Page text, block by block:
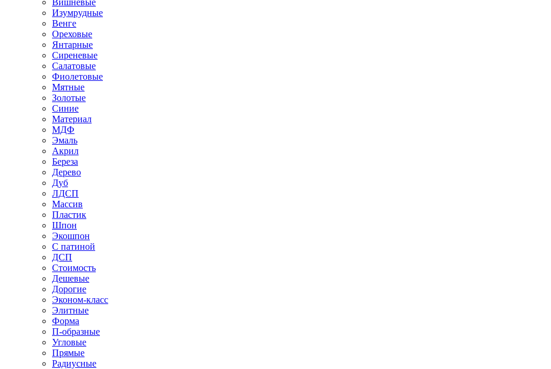
Изумрудные
Венге
Ореховые
Янтарные
Сиреневые
Салатовые
Фиолетовые
Мятные
Золотые
Синие
Материал
МДФ
Эмаль
Акрил
Береза
Дерево
Дуб
ЛДСП
Массив
Пластик
Шпон
Экошпон
С патиной
ДСП
Стоимость
Дешевые
Дорогие
Эконом-класс
Элитные
Форма
П-образные
Угловые
Прямые
Радиусные